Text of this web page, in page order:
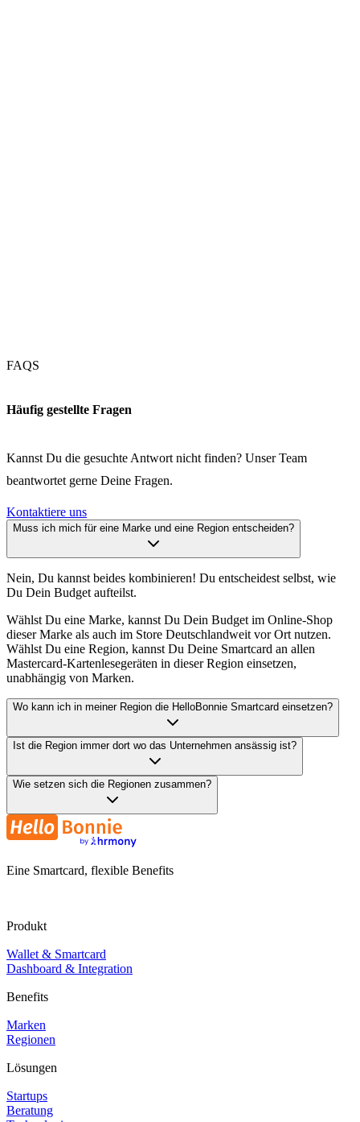
FAQS
Häufig gestellte Fragen
Kannst Du die gesuchte Antwort nicht finden? Unser Team
beantwortet gerne Deine Fragen.
Kontaktiere uns
Muss ich mich für eine Marke und eine Region entscheiden?
Nein, Du kannst beides kombinieren! Du entscheidest selbst, wie
Du Dein Budget aufteilst.
Wählst Du eine Marke, kannst Du Dein Budget im Online-Shop
dieser Marke als auch im Store Deutschlandweit vor Ort nutzen.
Wählst Du eine Region, kannst Du Deine Smartcard an allen
Mastercard-Kartenlesegeräten in dieser Region einsetzen,
unabhängig von Marken.
Wo kann ich in meiner Region die HelloBonnie Smartcard einsetzen?
Ist die Region immer dort wo das Unternehmen ansässig ist?
Wie setzen sich die Regionen zusammen?
Eine Smartcard, flexible Benefits
Produkt
Wallet & Smartcard
Dashboard & Integration
Benefits
Marken
Regionen
Lösungen
Startups
Beratung